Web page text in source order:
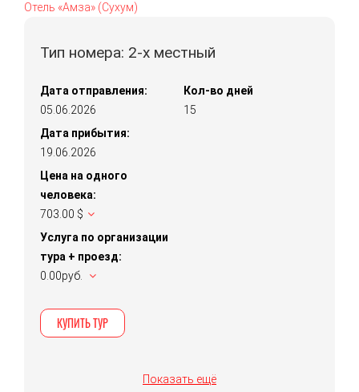
Отель «Амза» (Сухум)
Тип номера: 2-х местный
Дата отправления:
05.06.2026
Кол-во дней
15
Дата прибытия:
19.06.2026
Цена на одного
человека:
703.00 $
Услуга по организации
тура + проезд:
0.00руб.
КУПИТЬ ТУР
Показать ещё